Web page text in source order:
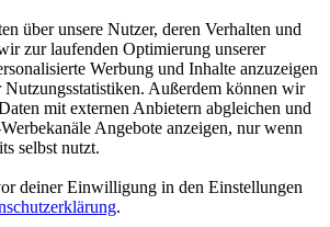
über unsere Nutzer, deren Verhalten und
zur laufenden Optimierung unserer
Werbung und Inhalte anzuzeigen
Außerdem können wir
mit externen Anbietern abgleichen und
Angebote anzeigen, nur wenn
selbst nutzt.
deiner Einwilligung in den Einstellungen
.